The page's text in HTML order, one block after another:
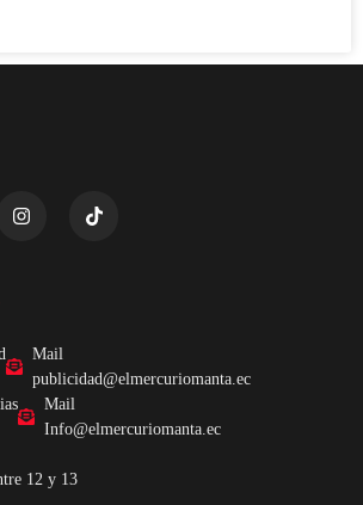
Mail
publicidad@elmercuriomanta.ec
Mail
Info@elmercuriomanta.ec
12 y 13